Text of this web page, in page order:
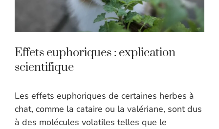
Effets euphoriques : explication
scientifique
Les effets euphoriques de certaines herbes à
chat, comme la cataire ou la valériane, sont dus
à des molécules volatiles telles que le